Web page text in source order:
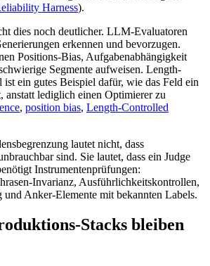
Harness).
dies noch deutlicher. LLM-Evaluatoren
erkennen und bevorzugen.
Positions-Bias, Aufgabenabhängigkeit
Segmente aufweisen. Length-
ein gutes Beispiel dafür, wie das Feld ein
anstatt lediglich einen Optimierer zu
, position bias, Length-Controlled
lautet nicht, dass
sind. Sie lautet, dass ein Judge
Instrumentenprüfungen:
Invarianz, Ausführlichkeitskontrollen,
und Anker-Elemente mit bekannten Labels.
Stacks bleiben